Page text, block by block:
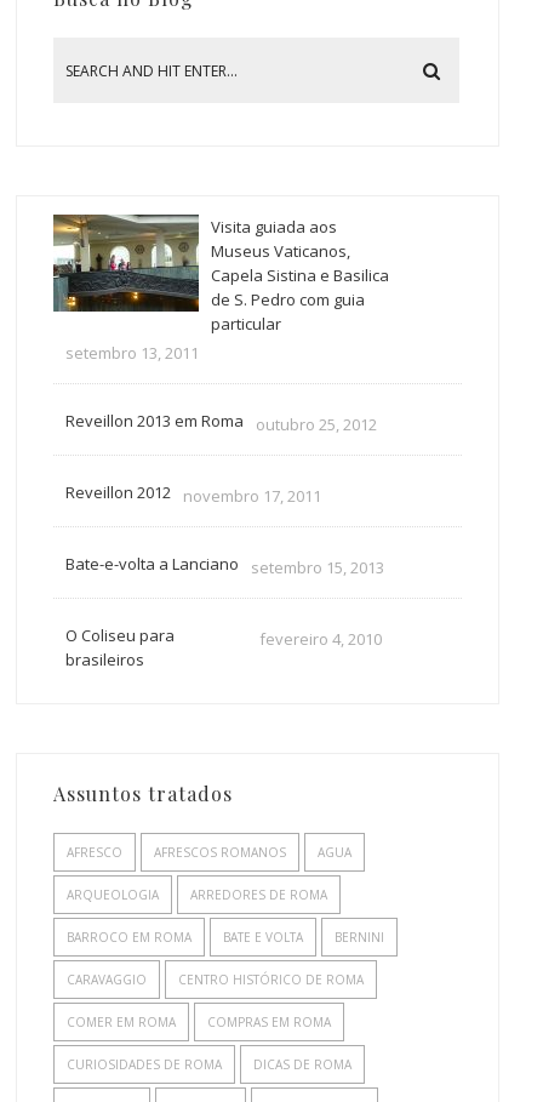
Visita guiada aos
Museus Vaticanos,
Capela Sistina e Basilica
de S. Pedro com guia
particular
setembro 13, 2011
Reveillon 2013 em Roma outubro 25, 2012
Reveillon 2012 novembro 17, 2011
Bate-e-volta a Lanciano setembro 15, 2013
O Coliseu para
brasileiros
fevereiro 4, 2010
Assuntos tratados
AFRESCO AFRESCOS ROMANOS AGUA
ARQUEOLOGIA ARREDORES DE ROMA
BARROCO EM ROMA BATE E VOLTA BERNINI
CARAVAGGIO CENTRO HISTÓRICO DE ROMA
COMER EM ROMA COMPRAS EM ROMA
CURIOSIDADES DE ROMA DICAS DE ROMA